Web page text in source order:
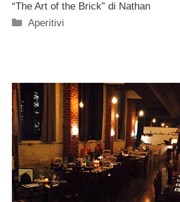
“The Art of the Brick” di Nathan
Categorie
Aperitivi